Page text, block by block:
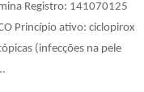
Registro: 141070125
Princípio ativo: ciclopirox
(infecções na pele